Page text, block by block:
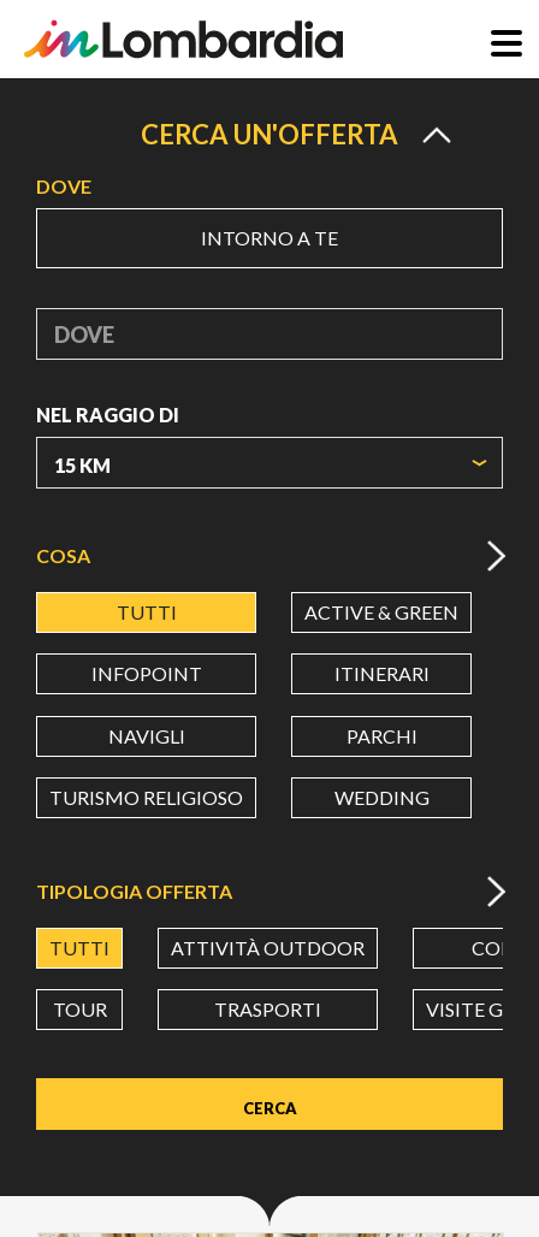
principale
CERCA UN'OFFERTA
DOVE
INTORNO A TE
DOVE
NEL RAGGIO DI
LATITUDINE
LONGITUDINE
Value in decimal degrees. Use dot (.) as decimal separator.
COSA
TUTTI ACTIVE & GREEN
INFOPOINT ITINERARI
NAVIGLI PARCHI
TURISMO RELIGIOSO WEDDING
TIPOLOGIA OFFERTA
TUTTI ATTIVITÀ OUTDOOR CORSI
TOUR TRASPORTI VISITE